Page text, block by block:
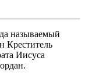
называемый
Креститель
Иисуса